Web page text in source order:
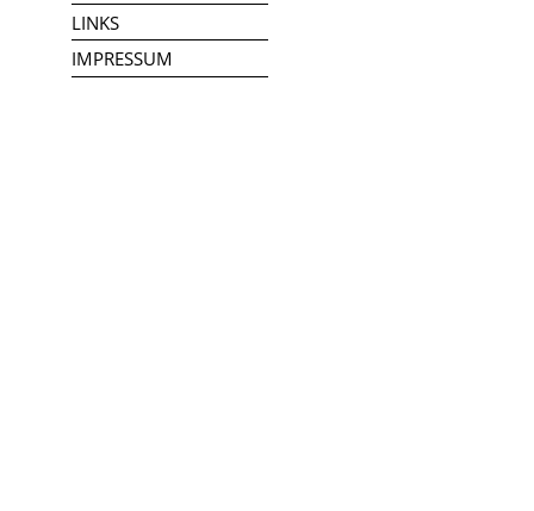
LINKS
IMPRESSUM